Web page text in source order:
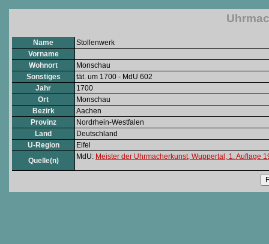
Name
Stollenwerk
Vorname
Wohnort
Monschau
Sonstiges
tät. um 1700 - MdU 602
Jahr
1700
Ort
Monschau
Bezirk
Aachen
Provinz
Nordrhein-Westfalen
Land
Deutschland
U-Region
Eifel
Quelle(n)
MdU: Meister der Uhrmacherkunst, Wuppertal, 1. Auflage